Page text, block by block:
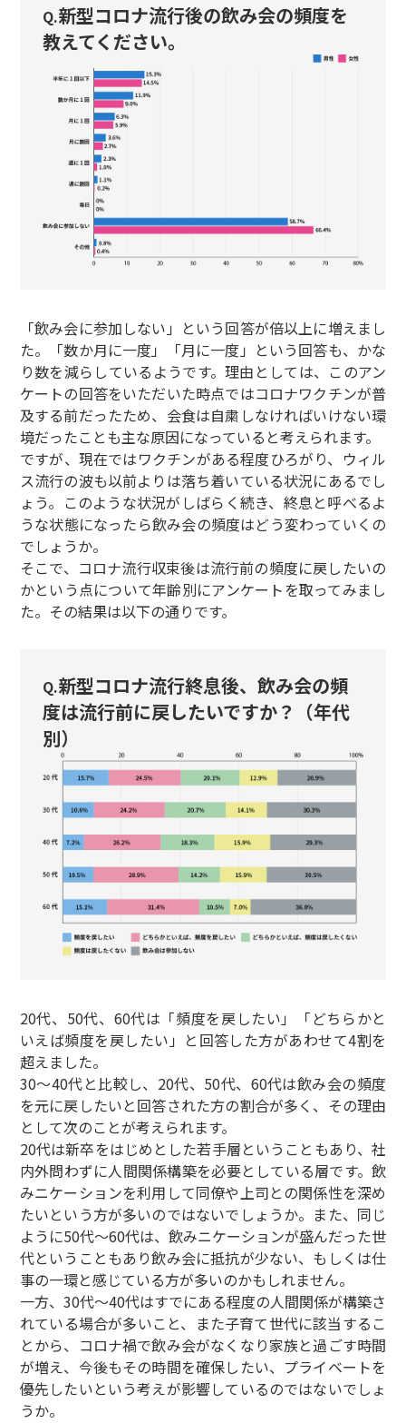
Q.新型コロナ流行後の飲み会の頻度を
教えてください。
「飲み会に参加しない」という回答が倍以上に増えまし
た。「数か月に一度」「月に一度」という回答も、かな
り数を減らしているようです。理由としては、このアン
ケートの回答をいただいた時点ではコロナワクチンが普
及する前だったため、会食は自粛しなければいけない環
境だったことも主な原因になっていると考えられます。
ですが、現在ではワクチンがある程度ひろがり、ウィル
ス流行の波も以前よりは落ち着いている状況にあるでし
ょう。このような状況がしばらく続き、終息と呼べるよ
うな状態になったら飲み会の頻度はどう変わっていくの
でしょうか。
そこで、コロナ流行収束後は流行前の頻度に戻したいの
かという点について年齢別にアンケートを取ってみまし
た。その結果は以下の通りです。
Q.新型コロナ流行終息後、飲み会の頻
度は流行前に戻したいですか？（年代
別）
20代、50代、60代は「頻度を戻したい」「どちらかと
いえば頻度を戻したい」と回答した方があわせて4割を
超えました。
30～40代と比較し、20代、50代、60代は飲み会の頻度
を元に戻したいと回答された方の割合が多く、その理由
として次のことが考えられます。
20代は新卒をはじめとした若手層ということもあり、社
内外問わずに人間関係構築を必要としている層です。飲
みニケーションを利用して同僚や上司との関係性を深め
たいという方が多いのではないでしょうか。また、同じ
ように50代～60代は、飲みニケーションが盛んだった世
代ということもあり飲み会に抵抗が少ない、もしくは仕
事の一環と感じている方が多いのかもしれません。
一方、30代～40代はすでにある程度の人間関係が構築さ
れている場合が多いこと、また子育て世代に該当するこ
とから、コロナ禍で飲み会がなくなり家族と過ごす時間
が増え、今後もその時間を確保したい、プライベートを
優先したいという考えが影響しているのではないでしょ
うか。